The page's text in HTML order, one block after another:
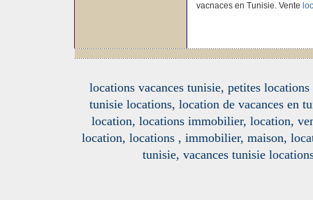
vacnaces en Tunisie. Vente
locations vacances tunisie, petites
tunisie locations, location de vacances en
location, locations immobilier, location,
location, locations , immobilier, maison,
tunisie, vacances tunisie